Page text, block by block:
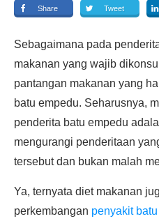
Share Tweet
Sebagaimana pada
makanan yang wajib
pantangan makanan yang
batu empedu. Seharusnya,
penderita batu empedu
mengurangi penderitaan
tersebut dan bukan malah
Ya, ternyata diet makanan
perkembangan penyakit